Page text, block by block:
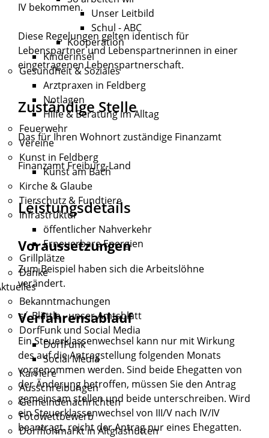
Unser Leitbild
Schul - ABC
Kooperation
Kinderinsel
Gesundheit & Soziales
Arztpraxen in Feldberg
Notlagen
Hilfe & Beratung im Alltag
Feuerwehr
Vereine
Kunst in Feldberg
Kunst am Bach
Kirche & Glaube
Tierschutz & Fundtiere
Infrastruktur
öffentlicher Nahverkehr
Erneuerbare Energien
Grillplätze
Danke
Bekanntmachungen
s´ Blättle - unser Amtsblatt
DorfFunk und Social Media
DorfFunk
Social Media
Karriere
Ausschreibungen
Gemeindenachrichten
Fotowettbewerb
Dorfflohmarkt in Altglashütten
IV bekommen.
Diese Regelungen gelten identisch für
Lebenspartner und Lebenspartnerinnen in einer
eingetragenen Lebenspartnerschaft.
Zuständige Stelle
Das für Ihren Wohnort zuständige Finanzamt
Finanzamt Freiburg-Land
Leistungsdetails
Voraussetzungen
Zum Beispiel haben sich die Arbeitslöhne
verändert.
Verfahrensablauf
Ein Steuerklassenwechsel kann nur mit Wirkung
des auf die Antragstellung folgenden Monats
vorgenommen werden. Sind beide Ehegatten von
der Änderung betroffen, müssen Sie den Antrag
gemeinsam stellen und beide unterschreiben. Wird
ein Steuerklassenwechsel von III/V nach IV/IV
beantragt, reicht der Antrag nur eines Ehegatten.